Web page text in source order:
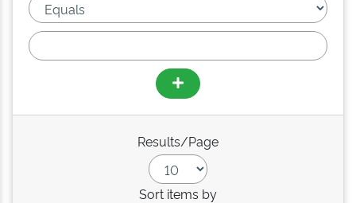
Results/Page
Sort items by